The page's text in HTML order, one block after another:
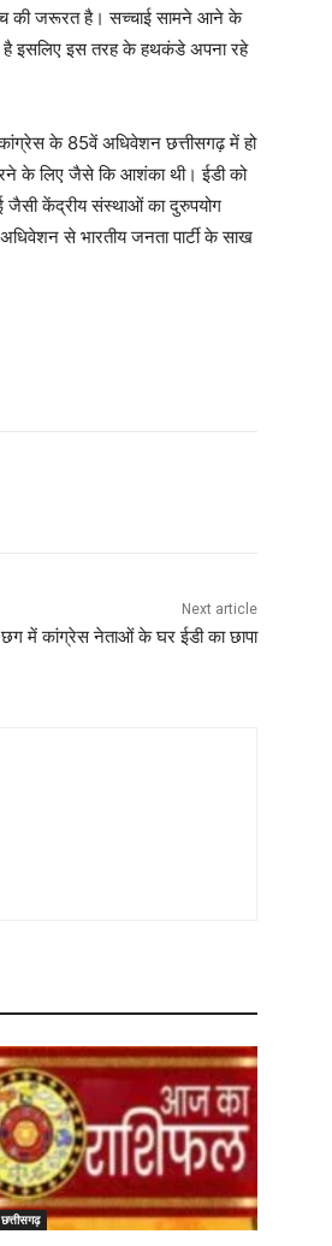
की जरूरत है। सच्चाई सामने आने के
है इसलिए इस तरह के हथकंडे अपना रहे
के 85वें अधिवेशन छत्तीसगढ़ में हो
के लिए जैसे कि आशंका थी। ईडी को
जैसी केंद्रीय संस्थाओं का दुरुपयोग
से भारतीय जनता पार्टी के साख
Next article
छग में कांग्रेस नेताओं के घर ईडी का छापा
छत्तीसगढ़